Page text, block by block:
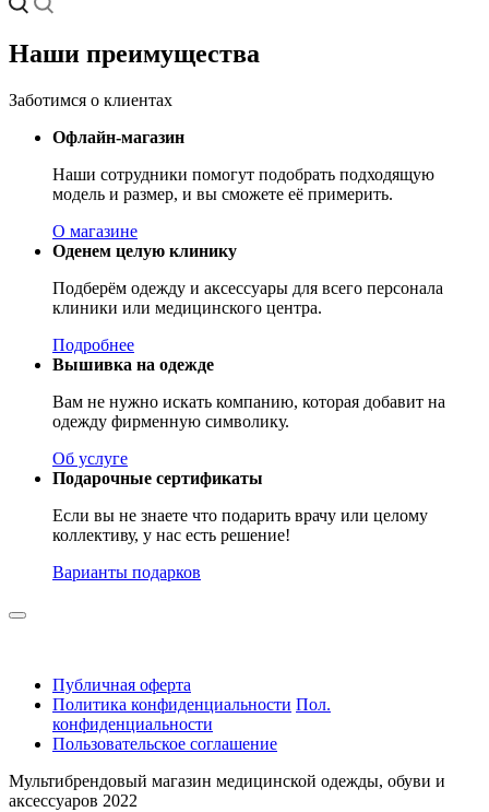
Наши преимущества
Заботимся о клиентах
Офлайн-магазин
Наши сотрудники помогут подобрать подходящую
модель и размер, и вы сможете её примерить.
О магазине
Оденем целую клинику
Подберём одежду и аксессуары для всего персонала
клиники или медицинского центра.
Подробнее
Вышивка на одежде
Вам не нужно искать компанию, которая добавит на
одежду фирменную символику.
Об услуге
Подарочные сертификаты
Если вы не знаете что подарить врачу или целому
коллективу, у нас есть решение!
Варианты подарков
Публичная оферта
Политика конфиденциальности Пол.
конфиденциальности
Пользовательское соглашение
Мультибрендовый магазин медицинской одежды, обуви и
аксессуаров 2022